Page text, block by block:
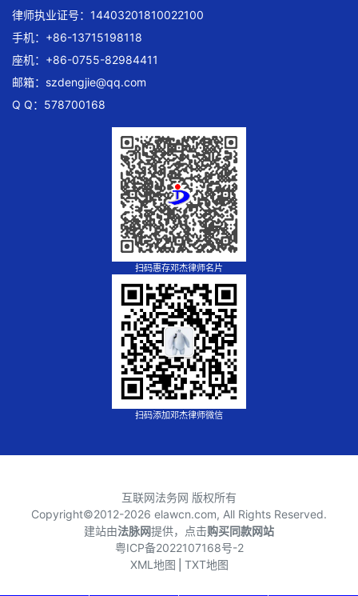
律师执业证号：14403201810022100
手机：+86-13715198118
座机：+86-0755-82984411
邮箱： szdengjie@qq.com
Q Q：578700168
扫码惠存邓杰律师名片
扫码添加邓杰律师微信
互联网法务网 版权所有
Copyright©2012-2026 elawcn.com, All Rights Reserved.
建站由法脉网提供，点击购买同款网站
粤ICP备2022107168号-2
XML地图
TXT地图